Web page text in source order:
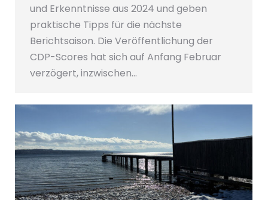
und Erkenntnisse aus 2024 und geben
praktische Tipps für die nächste
Berichtsaison. Die Veröffentlichung der
CDP-Scores hat sich auf Anfang Februar
verzögert, inzwischen…